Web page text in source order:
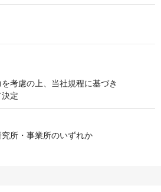
考慮の上、当社規程に基づき
定
所・事業所のいずれか